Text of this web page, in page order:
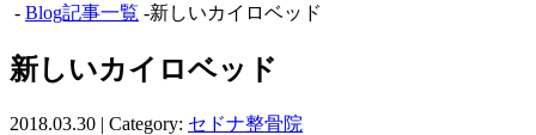
- Blog記事一覧 -新しいカイロベッド
新しいカイロベッド
2018.03.30 | Category: セドナ整骨院